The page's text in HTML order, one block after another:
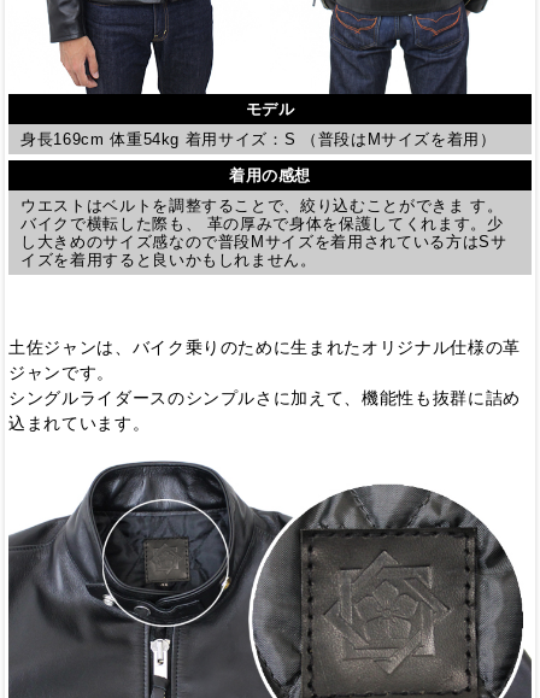
モデル
身長169cm 体重54kg 着用サイズ：S （普段はMサイズを着用）
着用の感想
ウエストはベルトを調整することで、絞り込むことができま す。
バイクで横転した際も、 革の厚みで身体を保護してくれます。少
し大きめのサイズ感なので普段Mサイズを着用されている方はSサ
イズを着用すると良いかもしれません。
土佐ジャンは、バイク乗りのために生まれたオリジナル仕様の革
ジャンです。
シングルライダースのシンプルさに加えて、機能性も抜群に詰め
込まれています。